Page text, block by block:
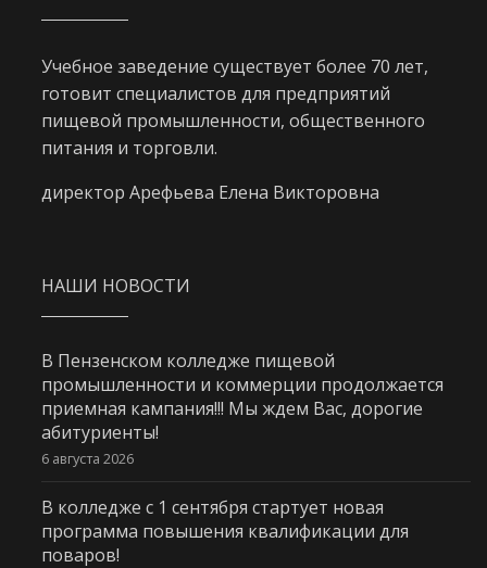
Учебное заведение существует более 70 лет,
готовит специалистов для предприятий
пищевой промышленности, общественного
питания и торговли.
директор Арефьева Елена Викторовна
НАШИ НОВОСТИ
В Пензенском колледже пищевой
промышленности и коммерции продолжается
приемная кампания!!! Мы ждем Вас, дорогие
абитуриенты!
6 августа 2026
В колледже с 1 сентября стартует новая
программа повышения квалификации для
поваров!